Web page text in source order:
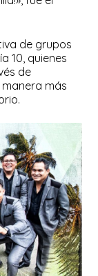
de grupos
10, quienes
de
más